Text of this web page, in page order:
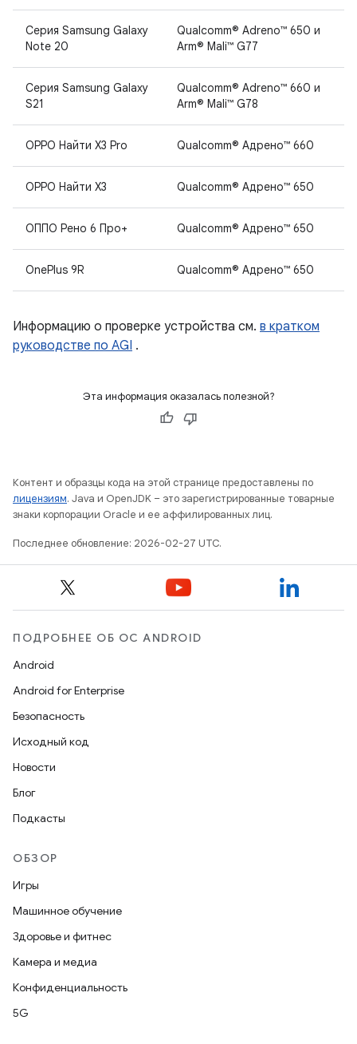
Серия Samsung Galaxy
Note 20
Qualcomm® Adreno™ 650 и
Arm® Mali™ G77
Серия Samsung Galaxy
S21
Qualcomm® Adreno™ 660 и
Arm® Mali™ G78
OPPO Найти X3 Pro Qualcomm® Адрено™ 660
OPPO Найти X3 Qualcomm® Адрено™ 650
ОППО Рено 6 Про+ Qualcomm® Адрено™ 650
OnePlus 9R Qualcomm® Адрено™ 650
Информацию о проверке устройства см. в кратком
руководстве по AGI .
Эта информация оказалась полезной?
Контент и образцы кода на этой странице предоставлены по
лицензиям. Java и OpenJDK – это зарегистрированные товарные
знаки корпорации Oracle и ее аффилированных лиц.
Последнее обновление: 2026-02-27 UTC.
ПОДРОБНЕЕ ОБ ОС ANDROID
Android
Android for Enterprise
Безопасность
Исходный код
Новости
Блог
Подкасты
ОБЗОР
Игры
Машинное обучение
Здоровье и фитнес
Камера и медиа
Конфиденциальность
5G